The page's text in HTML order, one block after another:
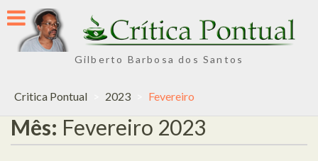
Skip
to
content
Gilberto Barbosa dos Santos
Critica Pontual 2023 Fevereiro
Mês: Fevereiro 2023